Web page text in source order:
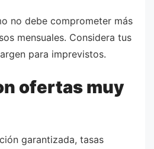
no debe comprometer más
mensuales. Considera tus
para imprevistos.
ofertas muy
garantizada, tasas